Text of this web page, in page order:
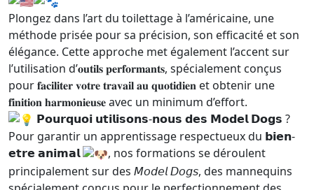
Plongez dans l’art du toilettage à l’américaine, une
méthode prisée pour sa précision, son efficacité et son
élégance. Cette approche met également l’accent sur
l’utilisation d’𝐨𝐮𝐭𝐢𝐥𝐬 𝐩𝐞𝐫𝐟𝐨𝐫𝐦𝐚𝐧𝐭𝐬, spécialement conçus
pour 𝐟𝐚𝐜𝐢𝐥𝐢𝐭𝐞𝐫 𝐯𝐨𝐭𝐫𝐞 𝐭𝐫𝐚𝐯𝐚𝐢𝐥 𝐚𝐮 𝐪𝐮𝐨𝐭𝐢𝐝𝐢𝐞𝐧 et obtenir une
𝐟𝐢𝐧𝐢𝐭𝐢𝐨𝐧 𝐡𝐚𝐫𝐦𝐨𝐧𝐢𝐞𝐮𝐬𝐞 avec un minimum d’effort.
𝗣𝗼𝘂𝗿𝗾𝘂𝗼𝗶 𝘂𝘁𝗶𝗹𝗶𝘀𝗼𝗻𝘀-𝗻𝗼𝘂𝘀 𝗱𝗲𝘀 𝗠𝗼𝗱𝗲𝗹 𝗗𝗼𝗴𝘀 ?
Pour garantir un apprentissage respectueux du 𝗯𝗶𝗲𝗻-
𝗲𝘁𝗿𝗲 𝗮𝗻𝗶𝗺𝗮𝗹
, nos formations se déroulent
principalement sur des 𝘔𝘰𝘥𝘦𝘭 𝘋𝘰𝘨𝘴, des mannequins